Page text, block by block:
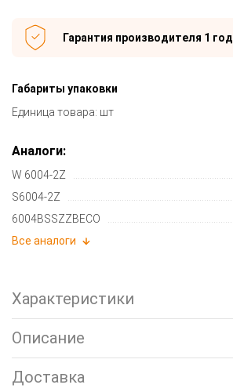
Гарантия производителя 1 год
Габариты упаковки
Единица товара: шт
Аналоги:
W 6004-2Z
S6004-2Z
6004BSSZZBECO
Все аналоги
Характеристики
Описание
Доставка